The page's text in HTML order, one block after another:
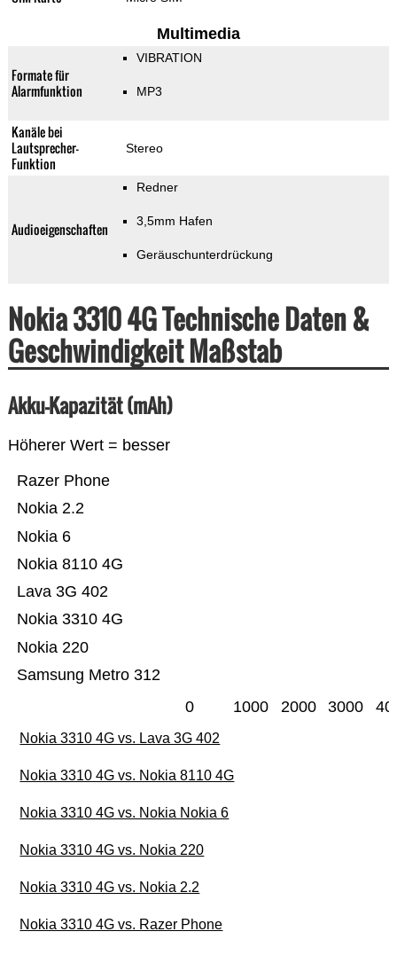
Multimedia
Formate für
Alarmfunktion
VIBRATION
MP3
Kanäle bei
Lautsprecher-
Funktion
Stereo
Audioeigenschaften
Redner
3,5mm Hafen
Geräuschunterdrückung
Nokia 3310 4G Technische Daten &
Geschwindigkeit Maßstab
Akku-Kapazität (mAh)
Höherer Wert = besser
Samsung Metro 312
Nokia 220
Nokia 3310 4G
Lava 3G 402
Nokia 8110 4G
Nokia 6
Nokia 2.2
Razer Phone
0 1000 2000 3000
Nokia 3310 4G vs. Lava 3G 402
Nokia 3310 4G vs. Nokia 8110 4G
Nokia 3310 4G vs. Nokia Nokia 6
Nokia 3310 4G vs. Nokia 220
Nokia 3310 4G vs. Nokia 2.2
Nokia 3310 4G vs. Razer Phone